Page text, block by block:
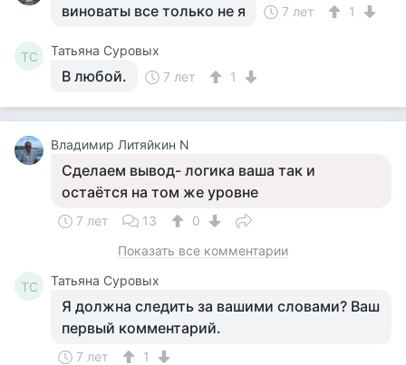
виноваты все только не я 7 лет 1
ТС Татьяна Суровых
В любой. 7 лет 1
Владимир Литяйкин N
Сделаем вывод- логика ваша так и
остаётся на том же уровне
7 лет 13
0
Показать все комментарии
ТС Татьяна Суровых
Я должна следить за вашими словами? Ваш
первый комментарий.
7 лет
1